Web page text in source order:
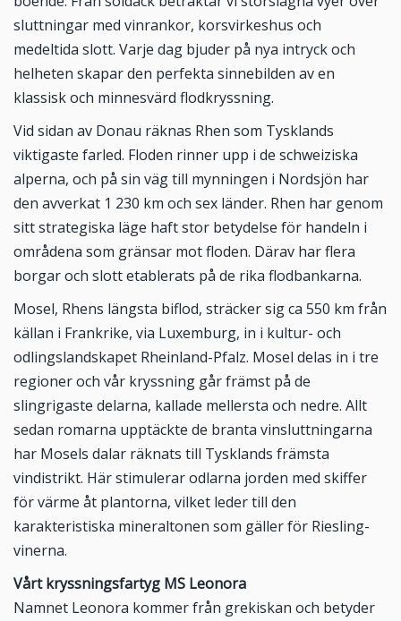
sluttningar med vinrankor, korsvirkeshus och
medeltida slott. Varje dag bjuder på nya intryck och
helheten skapar den perfekta sinnebilden av en
klassisk och minnesvärd flodkryssning.
Vid sidan av Donau räknas Rhen som Tysklands
viktigaste farled. Floden rinner upp i de schweiziska
alperna, och på sin väg till mynningen i Nordsjön har
den avverkat 1 230 km och sex länder. Rhen har genom
sitt strategiska läge haft stor betydelse för handeln i
områdena som gränsar mot floden. Därav har flera
borgar och slott etablerats på de rika flodbankarna.
Mosel, Rhens längsta biflod, sträcker sig ca 550 km från
källan i Frankrike, via Luxemburg, in i kultur- och
odlingslandskapet Rheinland-Pfalz. Mosel delas in i tre
regioner och vår kryssning går främst på de
slingrigaste delarna, kallade mellersta och nedre. Allt
sedan romarna upptäckte de branta vinsluttningarna
har Mosels dalar räknats till Tysklands främsta
vindistrikt. Här stimulerar odlarna jorden med skiffer
för värme åt plantorna, vilket leder till den
karakteristiska mineraltonen som gäller för Riesling-
vinerna.
Vårt kryssningsfartyg MS Leonora
Namnet Leonora kommer från grekiskan och betyder